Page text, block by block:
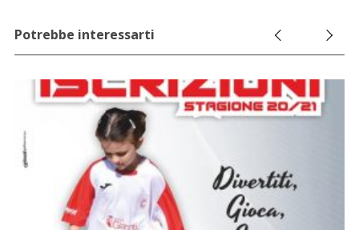
Potrebbe interessarti